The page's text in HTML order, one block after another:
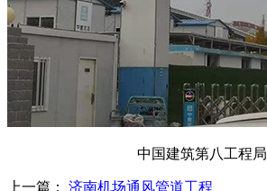
中国建筑第八工程局
上一篇： 济南机场通风管道工程